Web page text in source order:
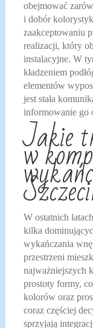
obejmować
i dobór
zaakceptowaniu
realizacji, który
instalacyjne. W
kładzeniem
elementów
jest stała
informowanie go
Jakie
w
W ostatnich
kilka
wykańczania
przestrzeni
najważniejszych
prostoty formy,
kolorów oraz
coraz częściej
sprzyjają